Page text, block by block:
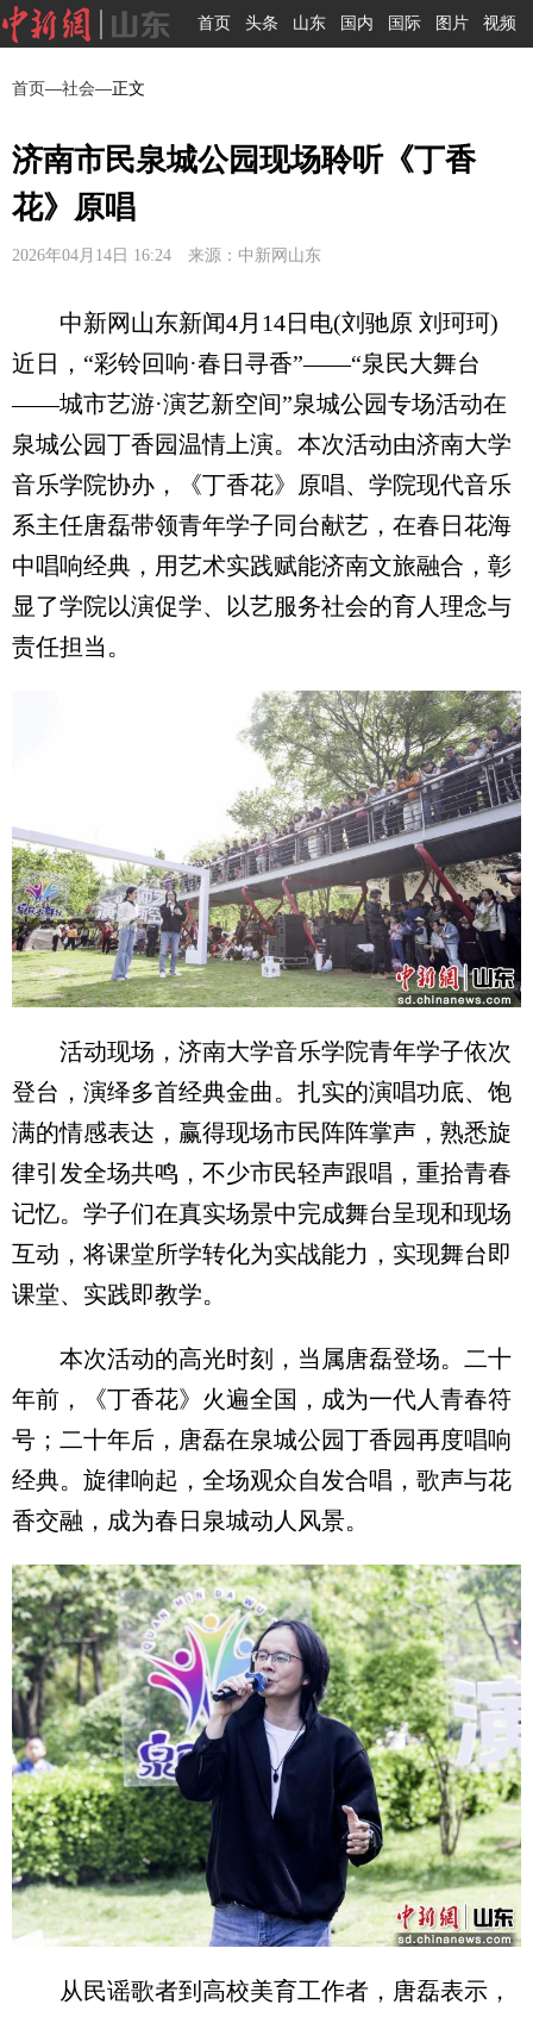
首页 头条 山东 国内 国际 图片 视频
首页—社会—正文
济南市民泉城公园现场聆听《丁香
花》原唱
2026年04月14日 16:24 来源：中新网山东
中新网山东新闻4月14日电(刘驰原 刘珂珂)
近日，“彩铃回响·春日寻香”——“泉民大舞台
——城市艺游·演艺新空间”泉城公园专场活动在
泉城公园丁香园温情上演。本次活动由济南大学
音乐学院协办，《丁香花》原唱、学院现代音乐
系主任唐磊带领青年学子同台献艺，在春日花海
中唱响经典，用艺术实践赋能济南文旅融合，彰
显了学院以演促学、以艺服务社会的育人理念与
责任担当。
活动现场，济南大学音乐学院青年学子依次
登台，演绎多首经典金曲。扎实的演唱功底、饱
满的情感表达，赢得现场市民阵阵掌声，熟悉旋
律引发全场共鸣，不少市民轻声跟唱，重拾青春
记忆。学子们在真实场景中完成舞台呈现和现场
互动，将课堂所学转化为实战能力，实现舞台即
课堂、实践即教学。
本次活动的高光时刻，当属唐磊登场。二十
年前，《丁香花》火遍全国，成为一代人青春符
号；二十年后，唐磊在泉城公园丁香园再度唱响
经典。旋律响起，全场观众自发合唱，歌声与花
香交融，成为春日泉城动人风景。
从民谣歌者到高校美育工作者，唐磊表示，